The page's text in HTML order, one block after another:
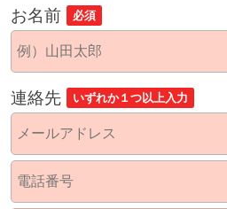
お名前 必須
連絡先 いずれか１つ以上入力